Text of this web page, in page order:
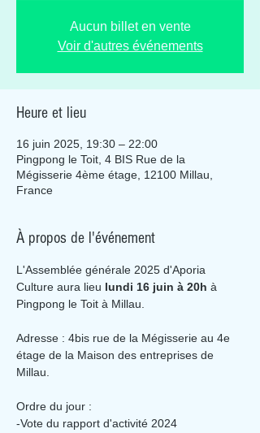
Aucun billet en vente
Voir d'autres événements
Heure et lieu
16 juin 2025, 19:30 – 22:00
Pingpong le Toit, 4 BIS Rue de la
Mégisserie 4ème étage, 12100 Millau,
France
À propos de l'événement
L'Assemblée générale 2025 d'Aporia
Culture aura lieu lundi 16 juin à 20h à
Pingpong le Toit à Millau.
Adresse : 4bis rue de la Mégisserie au 4e
étage de la Maison des entreprises de
Millau.
Ordre du jour :
-Vote du rapport d'activité 2024